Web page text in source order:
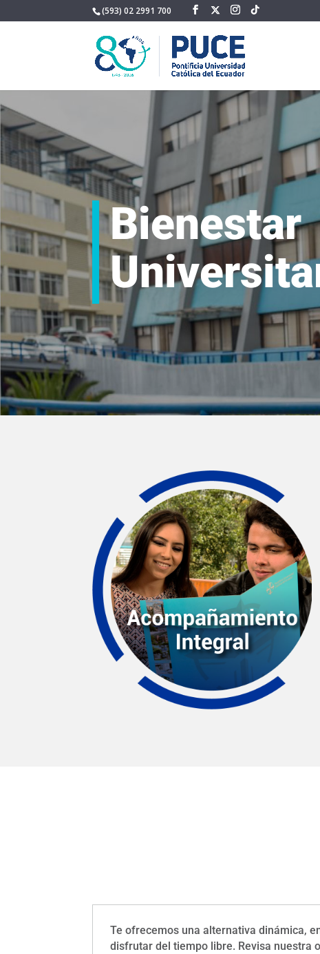
(593) 02 2991 700
Bienestar
Te ofrecemos una alternativa dinámica,
disfrutar del tiempo libre. Revisa nuestra